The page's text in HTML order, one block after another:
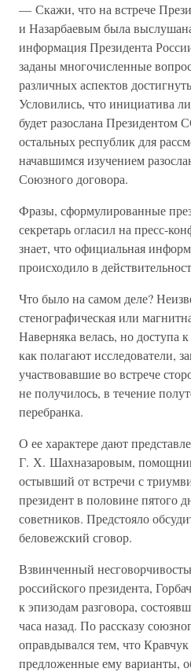
— Скажи, что на встрече
и Назарбаевым была
информация Президента
заданы многочисленные
различных аспектов
Условились, что инициатива
будет разослана Президентом
остальных республик для
начавшимся изучением
Союзного договора.
Фразы, сформулированные
секретарь огласил на пресс-
знает, что официальная
происходило в
Что было на самом деле?
стенографическая или
Наверняка велась, но доступа
как полагают исследователи,
участвовавшие во встрече
не получилось, в течение
перебранка.
О ее характере дают
Г. Х. Шахназаровым,
остывший от встречи с
президент в половине пятого
советников. Предстояло
беловежский сговор.
Взвинченный
российского президента,
к эпизодам разговора,
часа назад. По рассказу
оправдывался тем, что
предложенные ему варианты,